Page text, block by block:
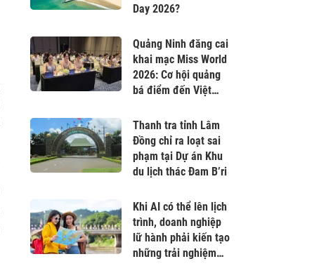
Day 2026?
Quảng Ninh đăng cai
khai mạc Miss World
2026: Cơ hội quảng
bá điểm đến Việt
Thanh tra tỉnh Lâm
Đồng chỉ ra loạt sai
phạm tại Dự án Khu
du lịch thác Đam B’ri
Khi AI có thể lên lịch
trình, doanh nghiệp
lữ hành phải kiến tạo
những trải nghiệm